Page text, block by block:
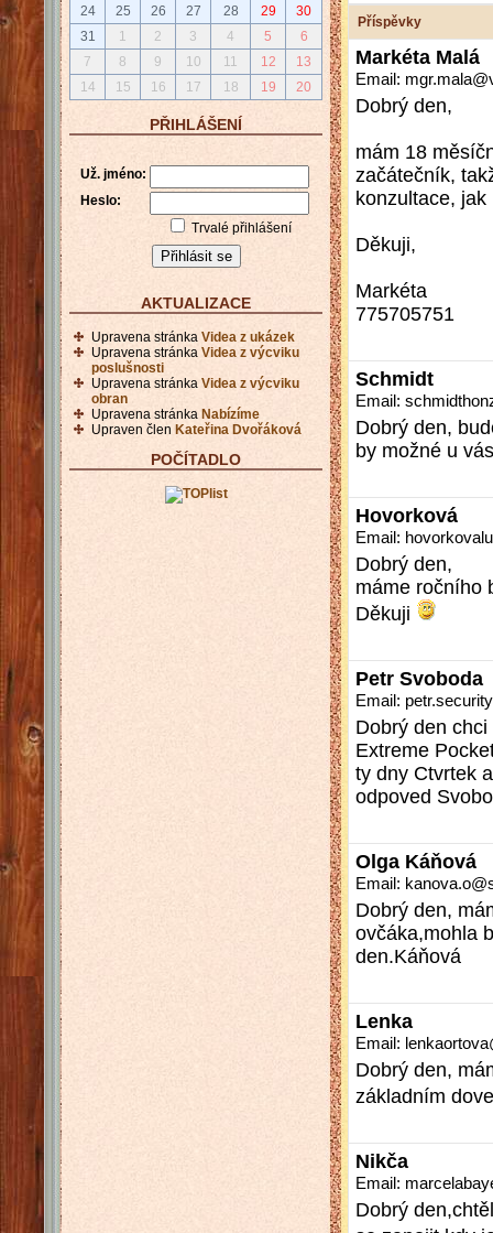
Příspěvky
Markéta Malá
Email:
Dobrý den,
mám 18
začátečník,
konzultace,
Děkuji,
Markéta
775705751
Schmidt
Email:
Dobrý den,
by možné u
Hovorková
Email:
Dobrý den,
máme ročního
Děkuji
Petr Svoboda
Email:
Dobrý den
Extreme
ty dny Ctvrtek
odpoved
Olga Káňová
Email:
Dobrý den,
ovčáka,mohla
den.Káňová
Lenka
Email:
Dobrý den,
základním
Nikča
Email:
Dobrý
24
25 26 27 28 29
30
31
1 2 3 4 5
6
7
8 9 10 11 12
13
14
15 16 17 18 19 20
PŘIHLÁŠENÍ
Už. jméno:
Heslo:
Trvalé přihlášení
AKTUALIZACE
Upravena stránka Videa z ukázek
Upravena stránka Videa z výcviku
poslušnosti
Upravena stránka Videa z výcviku
obran
Upravena stránka Nabízíme
Upraven člen Kateřina Dvořáková
POČÍTADLO